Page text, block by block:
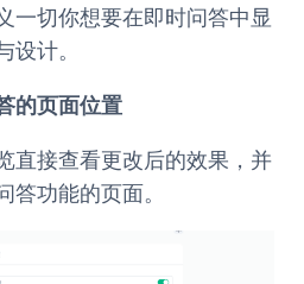
一切你想要在即时问答中显
计。
的页面位置
直接查看更改后的效果，并
答功能的页面。